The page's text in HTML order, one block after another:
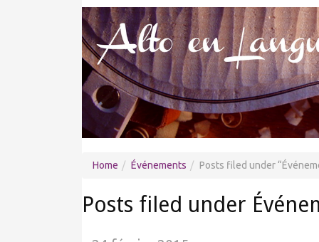
Home Événements Posts filed under
Posts filed under